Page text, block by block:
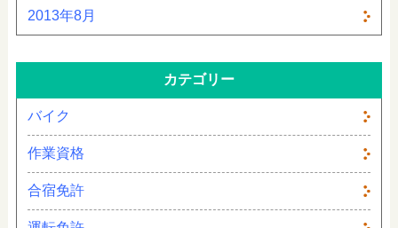
2013年8月
カテゴリー
バイク
作業資格
合宿免許